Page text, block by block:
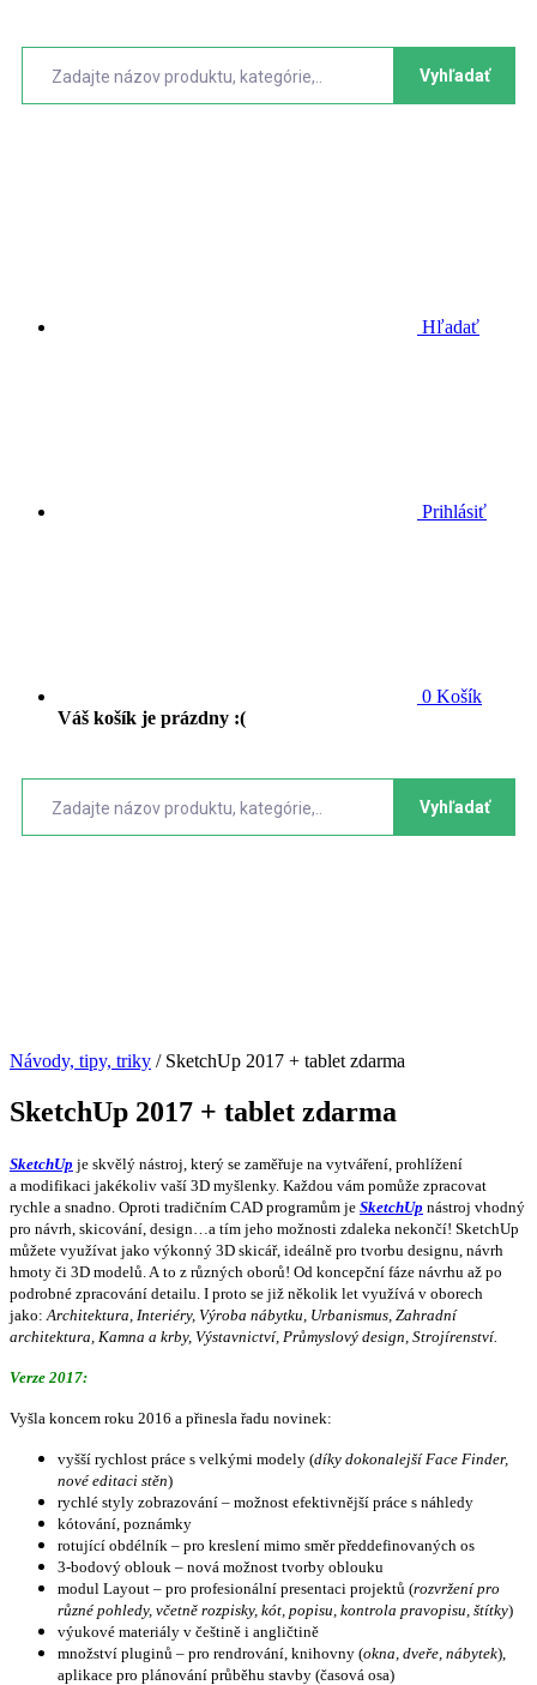
Vyhľadať
Hľadať
Prihlásiť
0 Košík
Váš košík je prázdny :(
Vyhľadať
Návody, tipy, triky / SketchUp 2017 + tablet zdarma
SketchUp 2017 + tablet zdarma
SketchUp je skvělý nástroj, který se zaměřuje na vytváření, prohlížení
a modifikaci jakékoliv vaší 3D myšlenky. Každou vám pomůže zpracovat
rychle a snadno. Oproti tradičním CAD programům je SketchUp nástroj vhodný
pro návrh, skicování, design…a tím jeho možnosti zdaleka nekončí! SketchUp
můžete využívat jako výkonný 3D skicář, ideálně pro tvorbu designu, návrh
hmoty či 3D modelů. A to z různých oborů! Od koncepční fáze návrhu až po
podrobné zpracování detailu. I proto se již několik let využívá v oborech
jako: Architektura, Interiéry, Výroba nábytku, Urbanismus, Zahradní
architektura, Kamna a krby, Výstavnictví, Průmyslový design, Strojírenství.
Verze 2017:
Vyšla koncem roku 2016 a přinesla řadu novinek:
vyšší rychlost práce s velkými modely (díky dokonalejší Face Finder,
nové editaci stěn)
rychlé styly zobrazování – možnost efektivnější práce s náhledy
kótování, poznámky
rotující obdélník – pro kreslení mimo směr předdefinovaných os
3-bodový oblouk – nová možnost tvorby oblouku
modul Layout – pro profesionální presentaci projektů (rozvržení pro
různé pohledy, včetně rozpisky, kót, popisu, kontrola pravopisu, štítky)
výukové materiály v češtině i angličtině
množství pluginů – pro rendrování, knihovny (okna, dveře, nábytek),
aplikace pro plánování průběhu stavby (časová osa)